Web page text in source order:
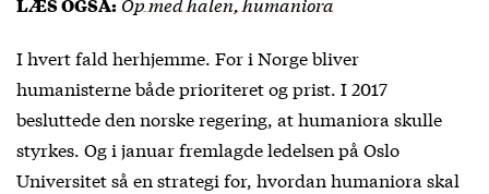
LÆS OGSÅ:
I hvert fald herhjemme. For i Norge bliver
humanisterne både prioriteret og prist. I 2017
besluttede den norske regering, at humaniora skulle
styrkes. Og i januar fremlagde ledelsen på Oslo
Universitet så en strategi for, hvordan humaniora skal